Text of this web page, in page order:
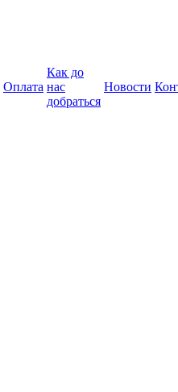
Оплата
Как до
нас
добраться
Новости